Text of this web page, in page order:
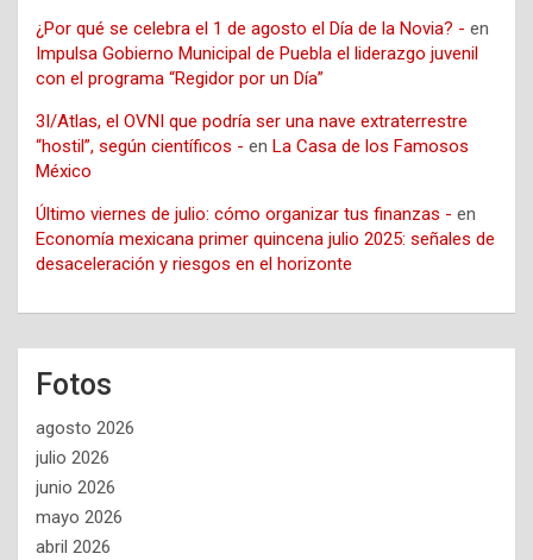
¿Por qué se celebra el 1 de agosto el Día de la Novia? - en
Impulsa Gobierno Municipal de Puebla el liderazgo juvenil
con el programa “Regidor por un Día”
3I/Atlas, el OVNI que podría ser una nave extraterrestre
“hostil”, según científicos - en La Casa de los Famosos
México
Último viernes de julio: cómo organizar tus finanzas - en
Economía mexicana primer quincena julio 2025: señales de
desaceleración y riesgos en el horizonte
Fotos
agosto 2026
julio 2026
junio 2026
mayo 2026
abril 2026